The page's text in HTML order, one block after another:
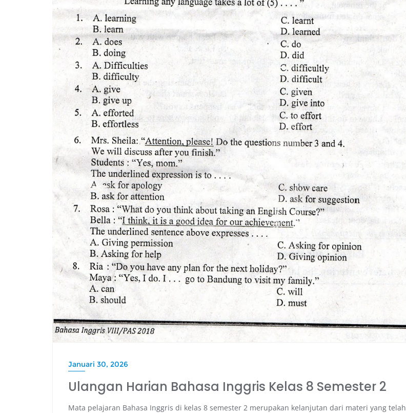
Januari 30, 2026
Ulangan Harian Bahasa Inggris Kelas 8 Semester 2
Mata pelajaran Bahasa Inggris di kelas 8 semester 2 merupakan kelanjutan dari materi yang telah